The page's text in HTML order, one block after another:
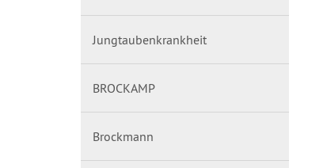
Jungtaubenkrankheit
BROCKAMP
Brockmann